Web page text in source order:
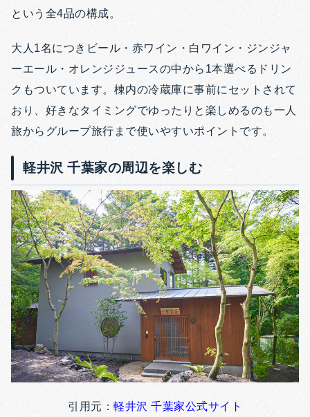
という全4品の構成。
大人1名につきビール・赤ワイン・白ワイン・ジンジャ
ーエール・オレンジジュースの中から1本選べるドリン
クもついています。棟内の冷蔵庫に事前にセットされて
おり、好きなタイミングでゆったりと楽しめるのも一人
旅からグループ旅行まで使いやすいポイントです。
軽井沢 千葉家の周辺を楽しむ
引用元： 軽井沢 千葉家公式サイト